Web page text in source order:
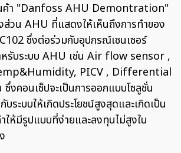
ค้า "Danfoss AHU Demontration"
ส่วน AHU ที่แสดงให้เห็นถึงการทำของ
ซึ่งต่อร่วมกับอุปกรณ์เซนเซอร์
รับระบบ AHU เช่น Air flow sensor ,
PICV , Differential
งคอนเซ็ปจะเป็นการออกแบบโซลูชั่น
ระบบให้เกิดประโยชน์สูงสุดและเกิดเป็น
ให้มีรูปแบบที่ง่ายและลงทุนไม่สูงใน